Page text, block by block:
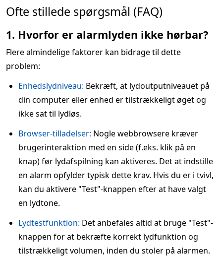
Ofte stillede spørgsmål (FAQ)
1. Hvorfor er alarmlyden ikke hørbar?
Flere almindelige faktorer kan bidrage til dette
problem:
Enhedslydniveau: Bekræft, at lydoutputniveauet på
din computer eller enhed er tilstrækkeligt øget og
ikke sat til lydløs.
Browser-tilladelser: Nogle webbrowsere kræver
brugerinteraktion med en side (f.eks. klik på en
knap) før lydafspilning kan aktiveres. Det at indstille
en alarm opfylder typisk dette krav. Hvis du er i tvivl,
kan du aktivere "Test"-knappen efter at have valgt
en lydtone.
Lydtestfunktion: Det anbefales altid at bruge "Test"-
knappen for at bekræfte korrekt lydfunktion og
tilstrækkeligt volumen, inden du stoler på alarmen.